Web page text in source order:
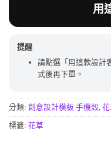
用
提醒
請點選「用這款設計
式後再下單。
分類: 創意設計模板 手機殼 花
標籤: 花草